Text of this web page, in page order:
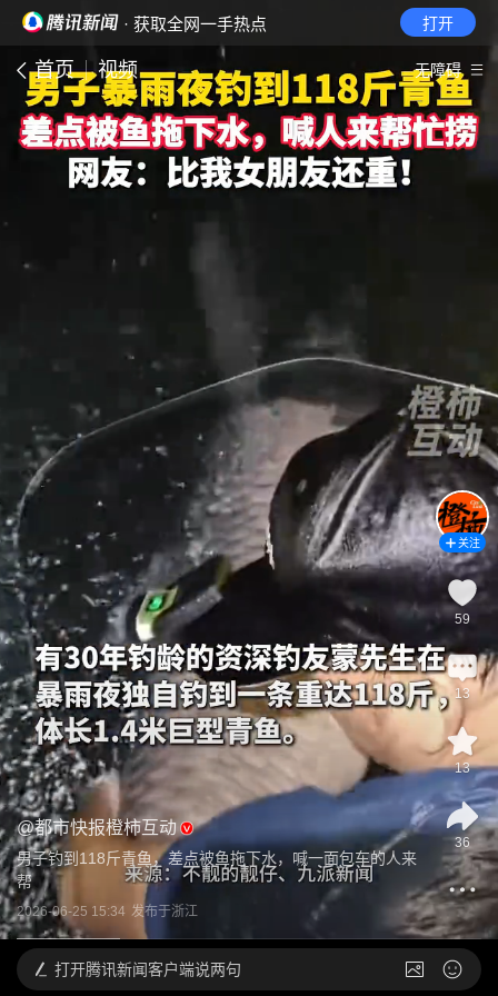
· 获取全网一手热点 打开
首页 视频 无障碍
@都市快报橙柿互动
男子钓到118斤青鱼，差点被鱼拖下水，喊一面包车的人来
帮
2026-06-25 15:34 发布于浙江
关注
59
13
13
36
打开腾讯新闻客户端说两句